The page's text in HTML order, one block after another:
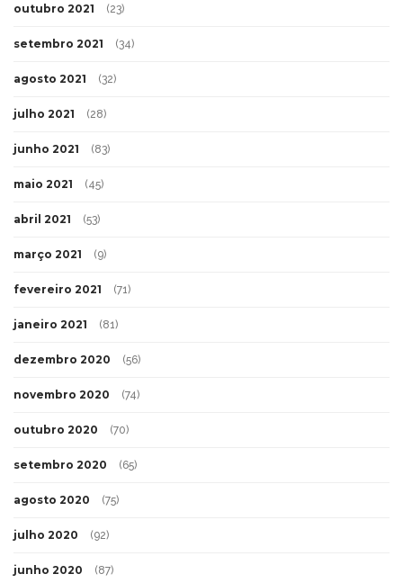
outubro 2021 (23)
setembro 2021 (34)
agosto 2021 (32)
julho 2021 (28)
junho 2021 (83)
maio 2021 (45)
abril 2021 (53)
março 2021 (9)
fevereiro 2021 (71)
janeiro 2021 (81)
dezembro 2020 (56)
novembro 2020 (74)
outubro 2020 (70)
setembro 2020 (65)
agosto 2020 (75)
julho 2020 (92)
junho 2020 (87)